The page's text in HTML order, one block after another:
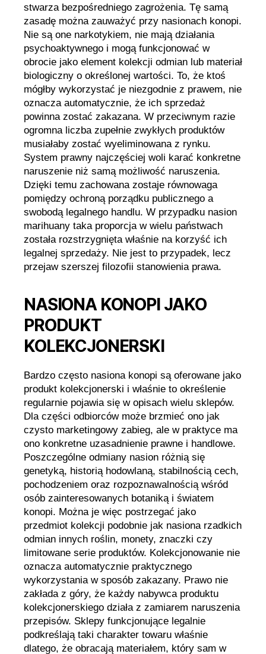
stwarza bezpośredniego zagrożenia. Tę samą
zasadę można zauważyć przy nasionach konopi.
Nie są one narkotykiem, nie mają działania
psychoaktywnego i mogą funkcjonować w
obrocie jako element kolekcji odmian lub materiał
biologiczny o określonej wartości. To, że ktoś
mógłby wykorzystać je niezgodnie z prawem, nie
oznacza automatycznie, że ich sprzedaż
powinna zostać zakazana. W przeciwnym razie
ogromna liczba zupełnie zwykłych produktów
musiałaby zostać wyeliminowana z rynku.
System prawny najczęściej woli karać konkretne
naruszenie niż samą możliwość naruszenia.
Dzięki temu zachowana zostaje równowaga
pomiędzy ochroną porządku publicznego a
swobodą legalnego handlu. W przypadku nasion
marihuany taka proporcja w wielu państwach
została rozstrzygnięta właśnie na korzyść ich
legalnej sprzedaży. Nie jest to przypadek, lecz
przejaw szerszej filozofii stanowienia prawa.
NASIONA KONOPI JAKO
PRODUKT
KOLEKCJONERSKI
Bardzo często nasiona konopi są oferowane jako
produkt kolekcjonerski i właśnie to określenie
regularnie pojawia się w opisach wielu sklepów.
Dla części odbiorców może brzmieć ono jak
czysto marketingowy zabieg, ale w praktyce ma
ono konkretne uzasadnienie prawne i handlowe.
Poszczególne odmiany nasion różnią się
genetyką, historią hodowlaną, stabilnością cech,
pochodzeniem oraz rozpoznawalnością wśród
osób zainteresowanych botaniką i światem
konopi. Można je więc postrzegać jako
przedmiot kolekcji podobnie jak nasiona rzadkich
odmian innych roślin, monety, znaczki czy
limitowane serie produktów. Kolekcjonowanie nie
oznacza automatycznie praktycznego
wykorzystania w sposób zakazany. Prawo nie
zakłada z góry, że każdy nabywca produktu
kolekcjonerskiego działa z zamiarem naruszenia
przepisów. Sklepy funkcjonujące legalnie
podkreślają taki charakter towaru właśnie
dlatego, że obracają materiałem, który sam w